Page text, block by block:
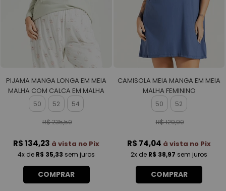
PIJAMA MANGA LONGA EM MEIA
MALHA COM CALCA EM MALHA
ROTATIVA FEMININO
50 52 54
R$ 235,50
R$ 134,23 à vista no Pix
4x de R$ 35,33 sem juros
COMPRAR
CAMISOLA MEIA MANGA EM MEIA
MALHA FEMININO
50 52
R$ 129,90
R$ 74,04 à vista no Pix
2x de R$ 38,97 sem juros
COMPRAR